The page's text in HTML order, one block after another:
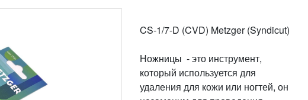
CS-1/7-D (CVD) Metzger (Syndicut)
Ножницы - это инструмент,
который используется для
удаления для кожи или ногтей, он